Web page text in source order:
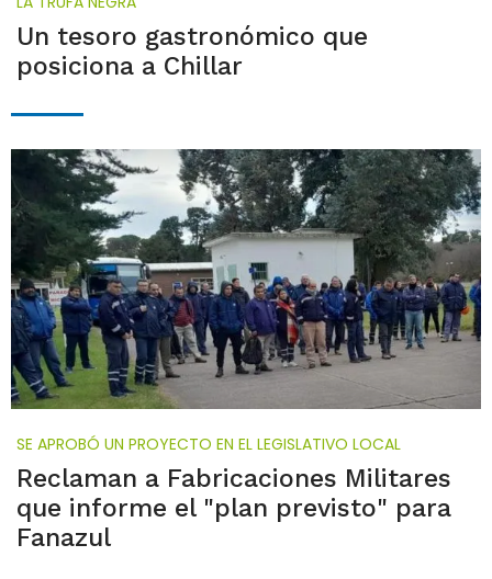
Un tesoro gastronómico que
posiciona a Chillar
SE APROBÓ UN PROYECTO EN EL LEGISLATIVO LOCAL
Reclaman a Fabricaciones Militares
que informe el "plan previsto" para
Fanazul